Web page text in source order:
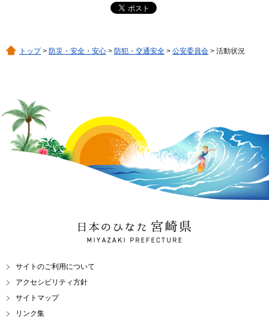
トップ> 防災・安全・安心 > 防犯・交通安全 > 公安委員会 > 活動状況
日本のひなた 宮崎県
MIYAZAKI PREFECTURE
サイトのご利用について
アクセシビリティ方針
サイトマップ
リンク集